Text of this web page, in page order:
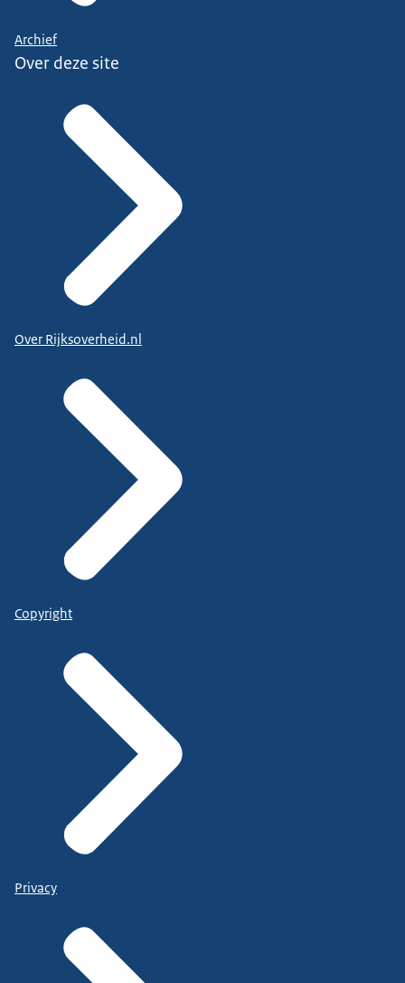
Archief
Over deze site
Over Rijksoverheid.nl
Copyright
Privacy